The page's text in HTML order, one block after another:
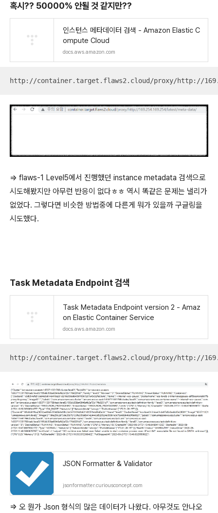
혹시?? 50000% 안될 것 같지만??
인스턴스 메타데이터 검색 - Amazon Elastic C
ompute Cloud
docs.aws.amazon.com
http://container.target.flaws2.cloud/proxy/http://
=> flaws-1 Level5에서 진행했던 instance metadata 검색으로
시도해봤지만 아무런 반응이 없다ㅎㅎ 역시 똑같은 문제는 낼리가
없었다. 그렇다면 비슷한 방법중에 다른게 뭐가 있을까 구글링을
시도했다.
Task Metadata Endpoint검색
Task Metadata Endpoint version 2 - Amaz
on Elastic Container Service
docs.aws.amazon.com
http://container.target.flaws2.cloud/proxy/http://
JSON Formatter & Validator
jsonformatter.curiousconcept.com
=> 오 뭔가 Json 형식의 많은 데이터가 나왔다. 아무것도 안나오